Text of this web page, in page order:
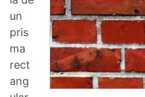
un
pris
ma
rect
ang